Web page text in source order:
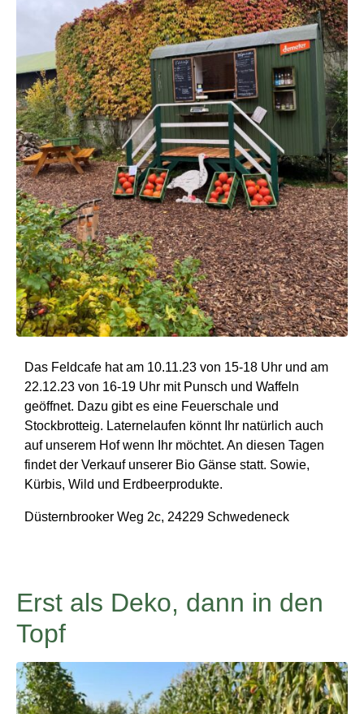
Das Feldcafe hat am 10.11.23 von 15-18 Uhr und am
22.12.23 von 16-19 Uhr mit Punsch und Waffeln
geöffnet. Dazu gibt es eine Feuerschale und
Stockbrotteig. Laternelaufen könnt Ihr natürlich auch
auf unserem Hof wenn Ihr möchtet. An diesen Tagen
findet der Verkauf unserer Bio Gänse statt. Sowie,
Kürbis, Wild und Erdbeerprodukte.
Düsternbrooker Weg 2c, 24229 Schwedeneck
Erst als Deko, dann in den
Topf